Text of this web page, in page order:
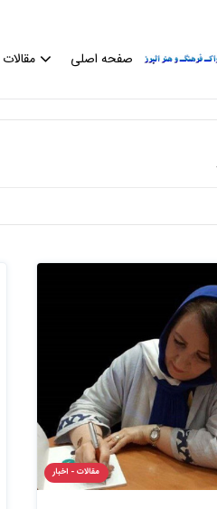
صفحه اصلی مقالات
مقالات - اخبار